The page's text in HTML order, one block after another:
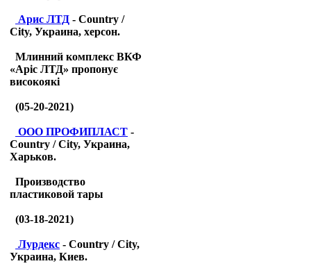
Арис ЛТД - Country /
City, Украина, херсон.
Млинний комплекс ВКФ
«Аріс ЛТД» пропонує
високоякі
(05-20-2021)
ООО ПРОФИПЛАСТ -
Country / City, Украина,
Харьков.
Производство
пластиковой тары
(03-18-2021)
Лурдекс - Country / City,
Украина, Киев.